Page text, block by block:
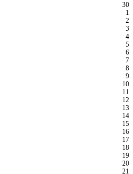
30
1
2
3
4
5
6
7
8
9
10
11
12
13
14
15
16
17
18
19
20
21